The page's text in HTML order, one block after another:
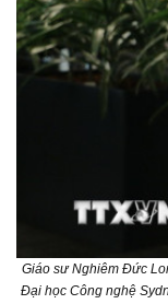
Giáo sư Nghiêm Đức
Đại học Công nghệ